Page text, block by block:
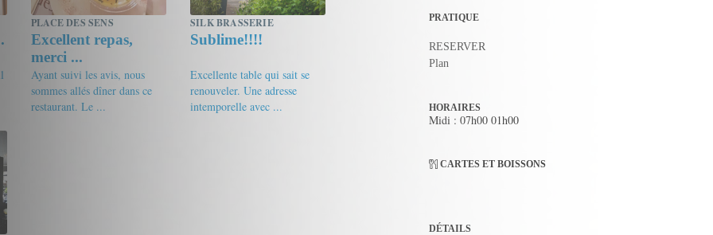
PLACE DES SENS
Excellent repas,
merci ...
Ayant suivi les avis, nous
sommes allés dîner dans ce
restaurant. Le ...
SILK BRASSERIE
Sublime!!!!
Excellente table qui sait se
renouveler. Une adresse
intemporelle avec ...
PRATIQUE
RESERVER
Plan
HORAIRES
Midi : 07h00 01h00
CARTES ET BOISSONS
DÉTAILS